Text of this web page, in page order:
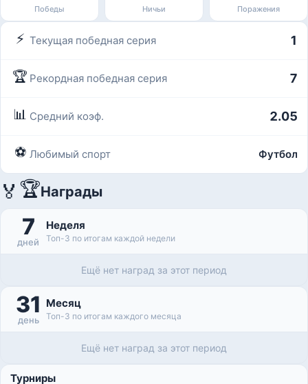
Победы Ничьи Поражения
⚡ Текущая победная серия 1
🏆 Рекордная победная серия 7
📊 Средний коэф. 2.05
⚽ Любимый спорт Футбол
🏅 🏆Награды
7
дней
Неделя
Топ-3 по итогам каждой недели
Ещё нет наград за этот период
31
день
Месяц
Топ-3 по итогам каждого месяца
Ещё нет наград за этот период
Турниры